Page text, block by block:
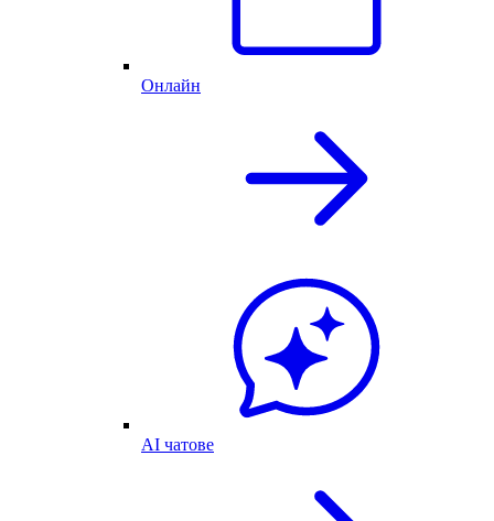
Онлайн
AI чатове